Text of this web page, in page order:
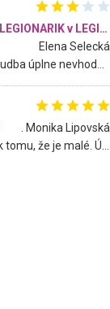
Vnútorné detské ihrisko LEGIONARIK v LEGIA Fitness
Elena Selecká
. Monika Lipovská